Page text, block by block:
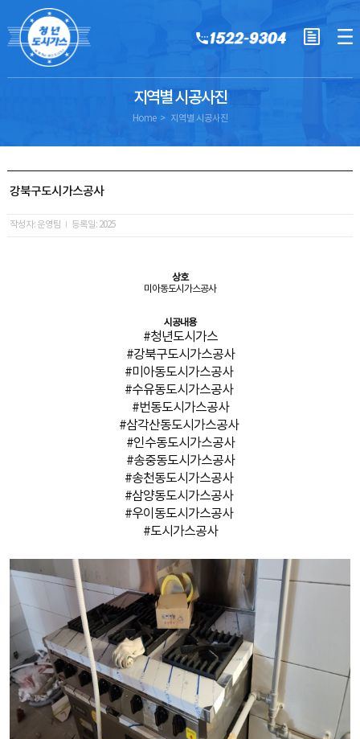
지역별 시공사진
Home 지역별 시공사진
강북구도시가스공사
작성자: 운영팀 등록일: 2025
상호
미아동도시가스공사
시공내용
#청년도시가스
#강북구도시가스공사
#미아동도시가스공사
#수유동도시가스공사
#번동도시가스공사
#삼각산동도시가스공사
#인수동도시가스공사
#송중동도시가스공사
#송천동도시가스공사
#삼양동도시가스공사
#우이동도시가스공사
#도시가스공사